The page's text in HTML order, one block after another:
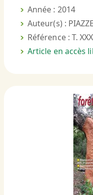
Année : 2014
Auteur(s) :
Référence : T.
Article en accès